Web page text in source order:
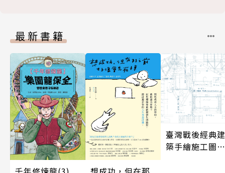
最新書籍
臺灣戰後經典建
築手繪施工圖選